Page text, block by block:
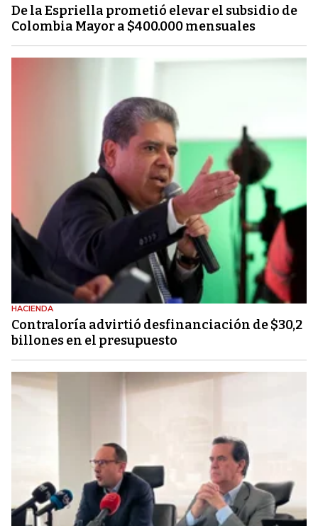
De la Espriella prometió elevar el subsidio de
Colombia Mayor a $400.000 mensuales
HACIENDA
Contraloría advirtió desfinanciación de $30,2
billones en el presupuesto